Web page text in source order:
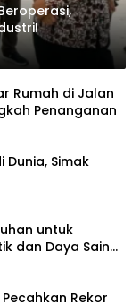
Rumah di Jalan
Penanganan
Simak
untuk
dan Daya Saing
Rekor